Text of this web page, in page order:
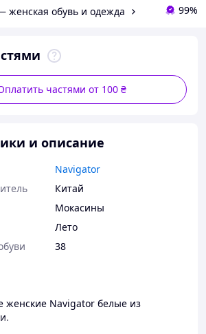
женская обувь и одежда 99%
частями от 100 ₴
и описание
Navigator
Китай
Мокасины
Лето
38
женские Navigator белые из